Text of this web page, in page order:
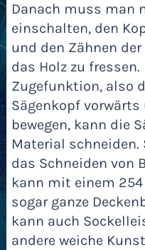
Danach muss man
einschalten, den
und den Zähnen
das Holz zu
Zugefunktion, also
Sägenkopf
bewegen, kann die
Material
das Schneiden von
kann mit einem
sogar ganze
kann auch
andere weiche